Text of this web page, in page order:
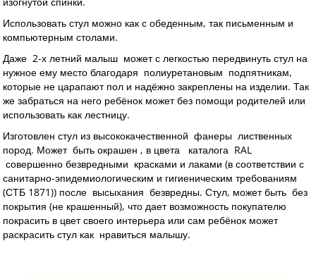
Использовать стул можно как с обеденным, так письменным и
компьютерным столами.
Даже 2-х летний малыш может с легкостью передвинуть стул на
нужное ему место благодаря полиуретановым подпятникам,
которые не царапают пол и надёжно закреплены на изделии. Так
же забраться на него ребёнок может без помощи родителей или
использовать как лестницу.
Изготовлен стул из высококачественной фанеры лиственных
пород. Может быть окрашен , в цвета каталога RAL
совершенно безвредными красками и лаками (в соответствии с
санитарно-эпидемиологическим и гигиеническим требованиям
(СТБ 1871)) после высыхания безвредны. Стул, может быть без
покрытия (не крашенный), что дает возможность покупателю
покрасить в цвет своего интерьера или сам ребёнок может
раскрасить стул как нравиться малышу.